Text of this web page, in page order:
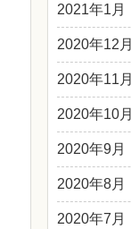
2021年1月
2020年12月
2020年11月
2020年10月
2020年9月
2020年8月
2020年7月